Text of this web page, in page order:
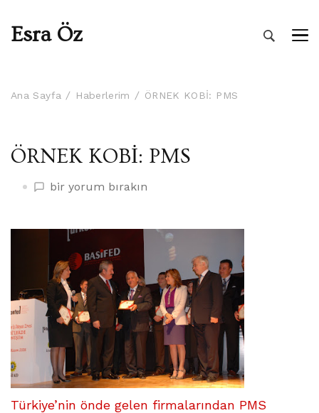
Esra Öz
Ana Sayfa Haberlerim ÖRNEK KOBİ: PMS
ÖRNEK KOBİ: PMS
ÖRNEK
üzerine
bir yorum bırakın
Türkiye’nin önde gelen firmalarından PMS